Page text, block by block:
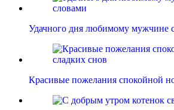
Удачного дня любимому мужчине
Красивые пожелания спокойной